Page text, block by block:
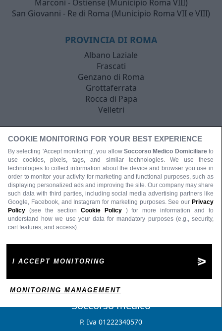
Marconi - Ostiense (Municipio Roma VIII)
San Giovanni - Re di Roma (Municipio Roma VII e VIII)
PROVINCIA DI ROMA
Albano Laziale
Frascati
Genzano di Roma
Grottaferrata
Rocca di Papa
Velletri
Soccorso medico
P. Iva 01222340570
COOKIE MONITORING FOR YOUR BEST EXPERIENCE
By selecting 'Accept monitoring', you allow Soccorso Medico Domiciliare to
use cookies, pixels, tags, and similar technologies. We use these
technologies to collect information about the device and browser you use in
order to monitor your activity for marketing and functional purposes, such as
displaying personalized ads and improving the site. Our company may share
such data with third parties, including social media advertising partners like
Google, Facebook, and Instagram for marketing purposes. See our Privacy
Policy (see the section Cookie Policy
) for more information and to
understand how we use your data for mandatory purposes (e.g., security,
cart features, and access).
I ACCEPT MONITORING
MONITORING MANAGEMENT